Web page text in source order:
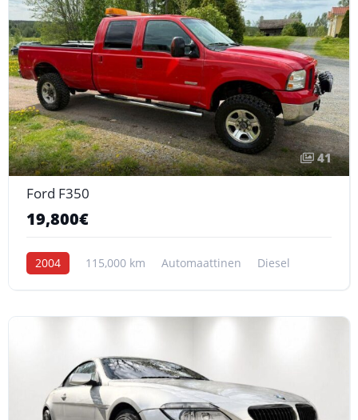
41
Ford F350
19,800€
2004 115,000 km Automaattinen Diesel